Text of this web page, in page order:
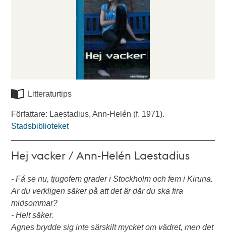
Litteraturtips
Författare: Laestadius, Ann-Helén (f. 1971).
Stadsbiblioteket
Hej vacker / Ann-Helén Laestadius
- Få se nu, tjugofem grader i Stockholm och fem i Kiruna.
Är du verkligen säker på att det är där du ska fira
midsommar?
- Helt säker.
Agnes brydde sig inte särskilt mycket om vädret, men det